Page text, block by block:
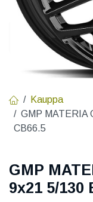
Kauppa
GMP MATERIA
CB66.5
GMP
9x21 5/130